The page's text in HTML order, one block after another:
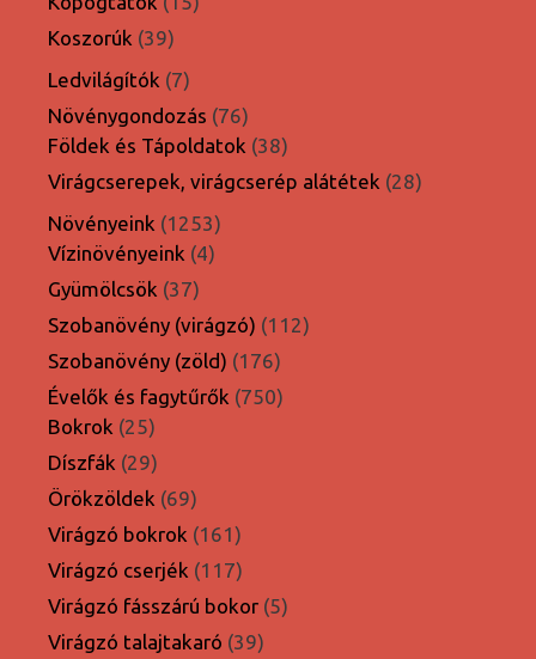
Koszorúk 3939
termék
Ledvilágítók 77
termék
Növénygondozás 7676
termék
Földek és Tápoldatok 3838
termék
Virágcserepek, virágcserép alátétek 2828
Növényeink 12531253
termék
Vízinövényeink 44
Gyümölcsök 3737
termék
Szobanövény (virágzó) 112112
Szobanövény (zöld) 176176
termék
Évelők és fagytűrők 750750
Bokrok 2525
termék
Díszfák 2929
termék
Örökzöldek 6969
termék
Virágzó bokrok 161161
termék
Virágzó cserjék 117117
termék
Virágzó fásszárú bokor 55
Virágzó talajtakaró 3939